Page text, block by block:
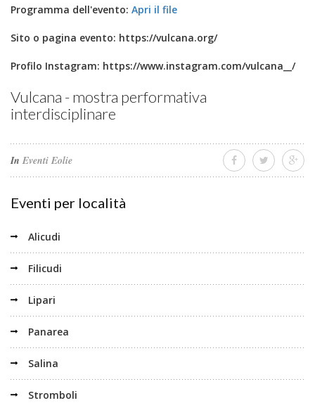
Programma dell'evento: Apri il file
Sito o pagina evento: https://vulcana.org/
Profilo Instagram: https://www.instagram.com/vulcana__/
Vulcana - mostra performativa
interdisciplinare
In Eventi Eolie
Eventi per località
Alicudi
Filicudi
Lipari
Panarea
Salina
Stromboli